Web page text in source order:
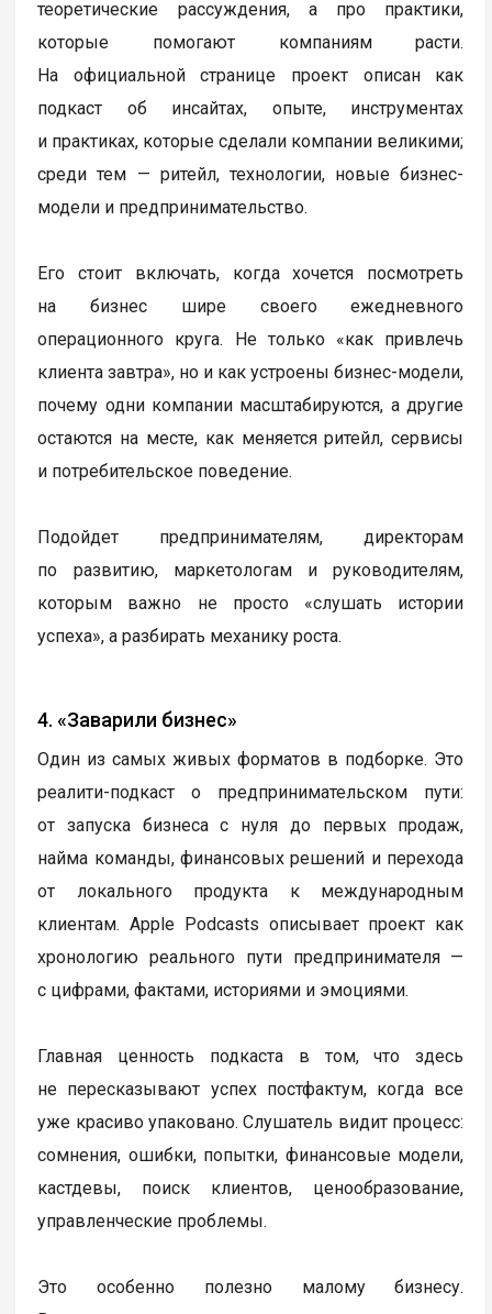
теоретические рассуждения, а про практики,
которые помогают компаниям расти.
На официальной странице проект описан как
подкаст об инсайтах, опыте, инструментах
и практиках, которые сделали компании великими;
среди тем — ритейл, технологии, новые бизнес-
модели и предпринимательство.
Его стоит включать, когда хочется посмотреть
на бизнес шире своего ежедневного
операционного круга. Не только «как привлечь
клиента завтра», но и как устроены бизнес-модели,
почему одни компании масштабируются, а другие
остаются на месте, как меняется ритейл, сервисы
и потребительское поведение.
Подойдет предпринимателям, директорам
по развитию, маркетологам и руководителям,
которым важно не просто «слушать истории
успеха», а разбирать механику роста.
4. «Заварили бизнес»
Один из самых живых форматов в подборке. Это
реалити-подкаст о предпринимательском пути:
от запуска бизнеса с нуля до первых продаж,
найма команды, финансовых решений и перехода
от локального продукта к международным
клиентам. Apple Podcasts описывает проект как
хронологию реального пути предпринимателя —
с цифрами, фактами, историями и эмоциями.
Главная ценность подкаста в том, что здесь
не пересказывают успех постфактум, когда все
уже красиво упаковано. Слушатель видит процесс:
сомнения, ошибки, попытки, финансовые модели,
кастдевы, поиск клиентов, ценообразование,
управленческие проблемы.
Это особенно полезно малому бизнесу.